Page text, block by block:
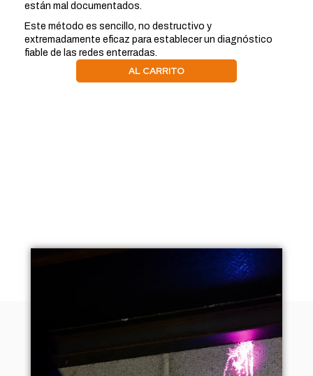
están mal documentados.
Este método es sencillo, no destructivo y
extremadamente eficaz para establecer un diagnóstico
fiable de las redes enterradas.
AL CARRITO